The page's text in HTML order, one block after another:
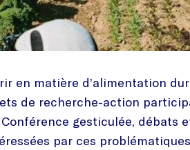
en matière d’alimentation
de recherche-action
gesticulée, débats
par ces